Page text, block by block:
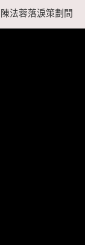
法蓉落淚策劃間